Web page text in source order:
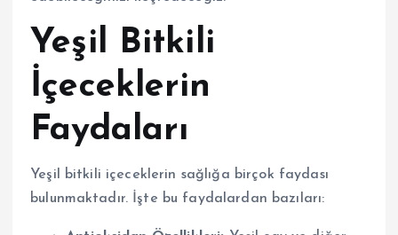
Yeşil Bitkili
İçeceklerin
Faydaları
Yeşil bitkili içeceklerin sağlığa birçok faydası
bulunmaktadır. İşte bu faydalardan bazıları: